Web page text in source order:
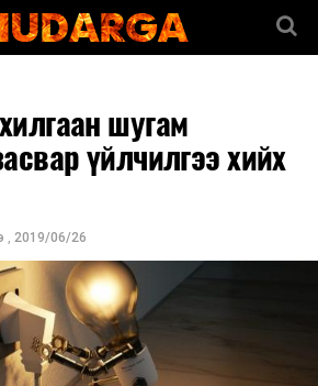
шугам
үйлчилгээ хийх
, 2019/06/26